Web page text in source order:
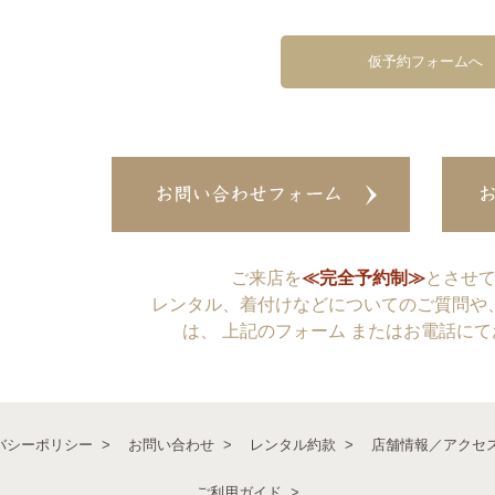
仮予約フォームへ
ご来店を≪完全予約制≫とさせ
レンタル、着付けなどについてのご質問
は、 上記のフォーム またはお電話にて
シーポリシー お問い合わせ レンタル約款 店舗情報／アクセ